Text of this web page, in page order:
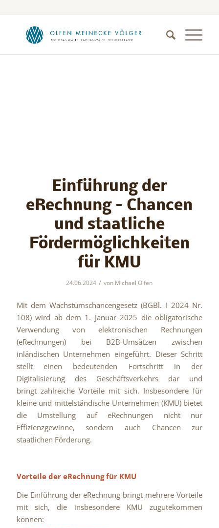
Einführung der
eRechnung – Chancen
und staatliche
Fördermöglichkeiten
für KMU
24.06.2024 / von Michael Olfen
Mit dem Wachstumschancengesetz (BGBl. I 2024 Nr.
108) wird ab dem 1. Januar 2025 die obligatorische
Verwendung von elektronischen Rechnungen
(eRechnungen) bei B2B-Umsätzen zwischen
inländischen Unternehmen eingeführt. Dieser Schritt
stellt einen bedeutenden Fortschritt in der
Digitalisierung des Geschäftsverkehrs dar und
bringt zahlreiche Vorteile mit sich. Insbesondere für
kleine und mittelständische Unternehmen (KMU) bietet
die Umstellung auf eRechnungen nicht nur
Effizienzgewinne, sondern auch Chancen zur
staatlichen Förderung.
Vorteile der eRechnung für KMU
Die Einführung der eRechnung bringt mehrere Vorteile
mit sich, die insbesondere KMU zugutekommen
können: